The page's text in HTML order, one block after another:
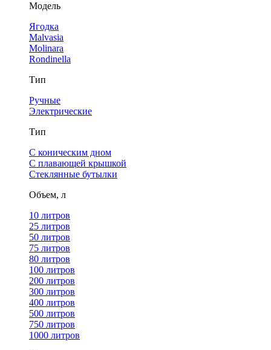
Модель
Ягодка
Malvasia
Molinara
Rondinella
Тип
Ручные
Электрические
Тип
С коническим дном
С плавающей крышкой
Стеклянные бутылки
Объем, л
10 литров
25 литров
50 литров
75 литров
80 литров
100 литров
200 литров
300 литров
400 литров
500 литров
750 литров
1000 литров